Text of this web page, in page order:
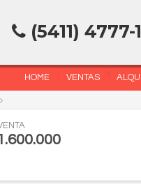
(5411)
HOME VENTAS